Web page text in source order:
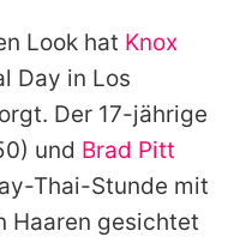
Look hat Knox
Day in Los
Der 17-jährige
und Brad Pitt
Thai-Stunde mit
Haaren gesichtet